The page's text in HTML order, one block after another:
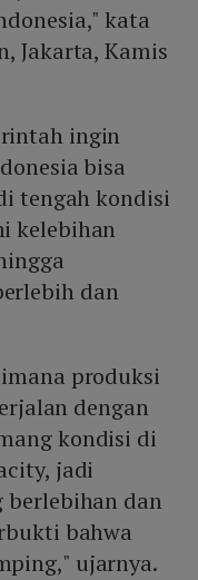
kata
Jakarta, Kamis
ingin
bisa
tengah kondisi
kelebihan
dan
produksi
dengan
kondisi di
jadi
berlebihan dan
bahwa
ujarnya.